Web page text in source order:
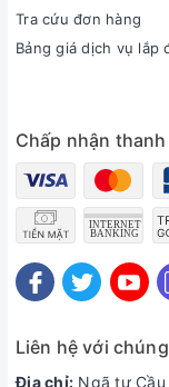
Tra cứu đơn hàng
Bảng giá dịch vụ lắp
Chấp nhận
Liên hệ với
Địa chỉ: Ngã tư Cầu